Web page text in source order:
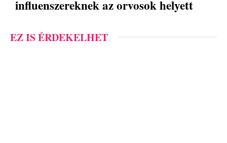
influenszereknek az orvosok helyett
EZ IS ÉRDEKELHET